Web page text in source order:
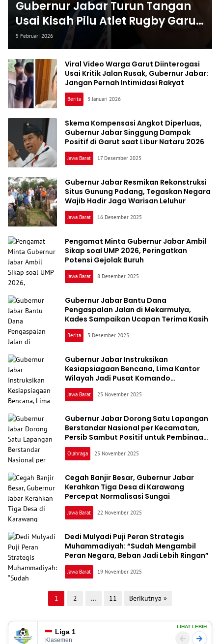
Gubernur Jabar Turun Tangan
Usai Kisah Pilu Atlet Rugby Garut
Viral, Siti Akan Dibawa ke Rumah
Sakit
5 Februari 2026
Viral Video Warga Garut Diinterogasi
Usai Kritik Jalan Rusak, Gubernur Jabar:
Jangan Pernah Intimidasi Rakyat
Berita 3 Januari 2026
Skema Kompensasi Angkot Diperluas,
Gubernur Jabar Singgung Dampak
Positif di Garut saat Libur Nataru 2026
Jawa Barat 17 Desember 2025
Gubernur Jabar Resmikan Rekonstruksi
Situs Gunung Padang, Tegaskan Negara
Wajib Hadir Jaga Warisan Leluhur
Jawa Barat 16 Desember 2025
Pengamat Minta Gubernur Jabar Ambil
Sikap soal UMP 2026, Peringatkan
Potensi Gejolak Buruh
Jawa Barat 8 Desember 2025
Gubernur Jabar Bantu Dana
Pengaspalan Jalan di Mekarmulya,
Kades Sampaikan Ucapan Terima Kasih
Berita 3 Desember 2025
Gubernur Jabar Instruksikan
Kesiapsiagaan Bencana, Lima Kantor
Wilayah Jadi Pusat Komando
Penanganan
Jawa Barat 25 November 2025
Gubernur Jabar Dorong Satu Lapangan
Berstandar Nasional per Kecamatan,
Persib Sambut Positif untuk Pembinaan
Usia Muda
Olahraga 25 November 2025
Cegah Banjir Besar, Gubernur Jabar
Kerahkan Tiga Desa di Karawang
Percepat Normalisasi Sungai
Jawa Barat 22 November 2025
Dedi Mulyadi Puji Peran Strategis
Muhammadiyah: “Sudah Mengambil
Peran Negara, Beban Jadi Lebih Ringan”
Jawa Barat 19 November 2025
Paginasi1 2 … 11 Berikutnya »
Liga 1
Klasemen
LIHAT LEBIH